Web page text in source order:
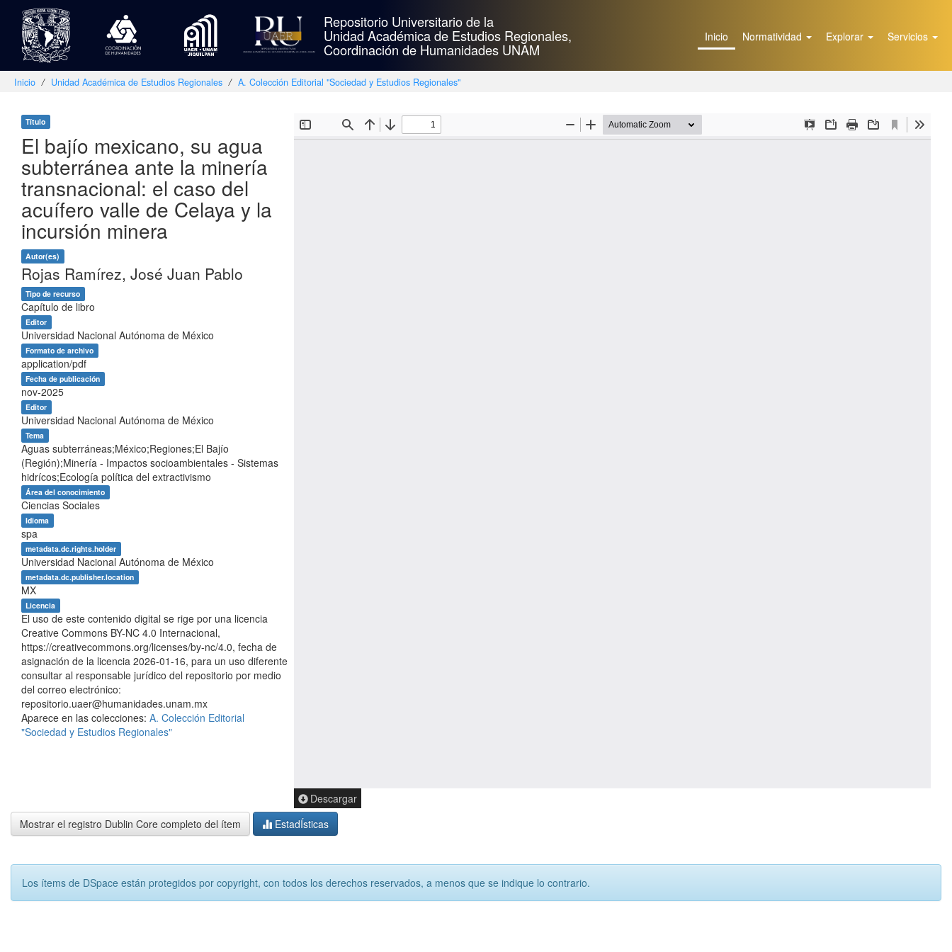
navigation
Repositorio Universitario de la
Unidad Académica de Estudios Regionales,
Coordinación de Humanidades UNAM
Inicio Normatividad Explorar Servicios
Inicio Unidad Académica de Estudios Regionales A. Colección Editorial "Sociedad y Estudios Regionales"
Descargar
Título
El bajío mexicano, su agua
subterránea ante la minería
transnacional: el caso del
acuífero valle de Celaya y la
incursión minera
Autor(es)
Rojas Ramírez, José Juan Pablo
Tipo de recurso
Capítulo de libro
Editor
Universidad Nacional Autónoma de México
Formato de archivo
application/pdf
Fecha de publicación
nov-2025
Editor
Universidad Nacional Autónoma de México
Tema
Aguas subterráneas;México;Regiones;El Bajío
(Región);Minería - Impactos socioambientales - Sistemas
hidrícos;Ecología política del extractivismo
Área del conocimiento
Ciencias Sociales
Idioma
spa
metadata.dc.rights.holder
Universidad Nacional Autónoma de México
metadata.dc.publisher.location
MX
Licencia
El uso de este contenido digital se rige por una licencia
Creative Commons BY-NC 4.0 Internacional,
https://creativecommons.org/licenses/by-nc/4.0, fecha de
asignación de la licencia 2026-01-16, para un uso diferente
consultar al responsable jurídico del repositorio por medio
del correo electrónico:
repositorio.uaer@humanidades.unam.mx
Aparece en las colecciones: A. Colección Editorial
"Sociedad y Estudios Regionales"
Mostrar el registro Dublin Core completo del ítem EstadÍsticas
Los ítems de DSpace están protegidos por copyright, con todos los derechos reservados, a menos que se indique lo contrario.